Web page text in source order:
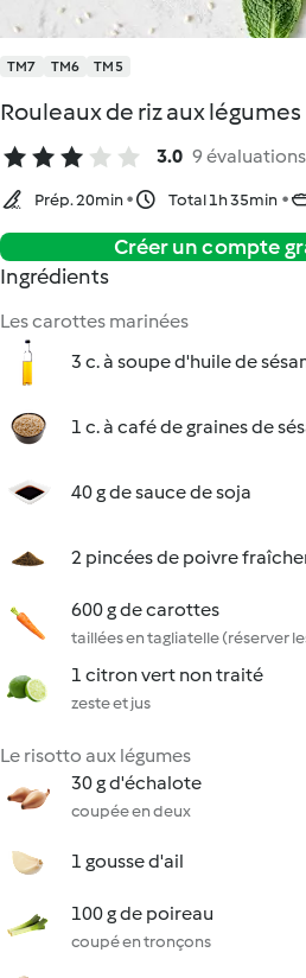
TM7 TM6 TM5
Rouleaux de riz aux légumes
3.0 9 évaluations
Prép. 20min Total 1h 35min
Créer un compte
Ingrédients
Les carottes marinées
3 c. à soupe d'huile de
1 c. à café de graines de
40 g de sauce de soja
2 pincées de poivre
600 g de carottes
taillées en tagliatelle (réserver
1 citron vert non traité
zeste et jus
Le risotto aux légumes
30 g d'échalote
coupée en deux
1 gousse d'ail
100 g de poireau
coupé en tronçons